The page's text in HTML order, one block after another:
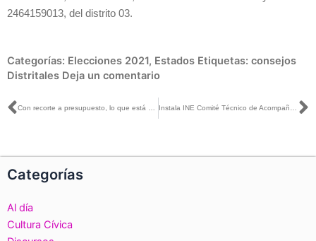
2464159013, del distrito 03.
Categorías: Elecciones 2021, Estados Etiquetas: consejos
Distritales Deja un comentario
Ant Con recorte a presupuesto, lo que está en riesgo es la consulta popular: Ciro Murayama Instala INE Comité Técnico de Acompañamiento para la Consulta Infantil y Juvenil 2021
Categorías
Al día
Cultura Cívica